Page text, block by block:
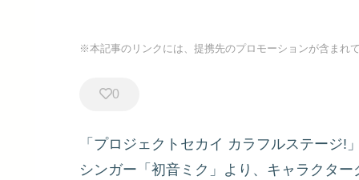
※本記事のリンクには、提携先のプロモーションが含まれ
0
「プロジェクトセカイ カラフルステージ
シンガー「初音ミク」より、キャラクタ